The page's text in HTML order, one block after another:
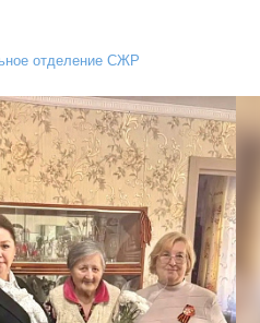
отделение СЖР